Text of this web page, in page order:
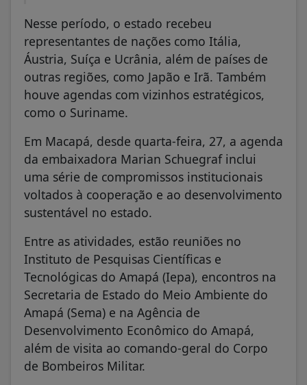
Nesse período, o estado recebeu
representantes de nações como Itália,
Áustria, Suíça e Ucrânia, além de países de
outras regiões, como Japão e Irã. Também
houve agendas com vizinhos estratégicos,
como o Suriname.
Em Macapá, desde quarta-feira, 27, a agenda
da embaixadora Marian Schuegraf inclui
uma série de compromissos institucionais
voltados à cooperação e ao desenvolvimento
sustentável no estado.
Entre as atividades, estão reuniões no
Instituto de Pesquisas Científicas e
Tecnológicas do Amapá (Iepa), encontros na
Secretaria de Estado do Meio Ambiente do
Amapá (Sema) e na Agência de
Desenvolvimento Econômico do Amapá,
além de visita ao comando-geral do Corpo
de Bombeiros Militar.